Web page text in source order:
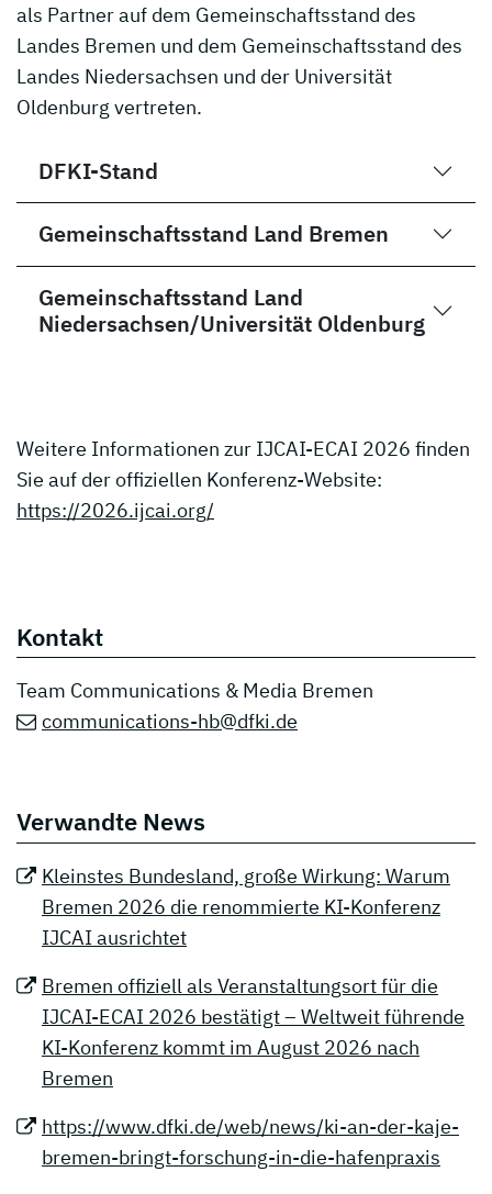
als Partner auf dem Gemeinschaftsstand des
Landes Bremen und dem Gemeinschaftsstand des
Landes Niedersachsen und der Universität
Oldenburg vertreten.
DFKI-Stand
Gemeinschaftsstand Land Bremen
Gemeinschaftsstand Land
Niedersachsen/Universität Oldenburg
Weitere Informationen zur IJCAI-ECAI 2026 finden
Sie auf der offiziellen Konferenz-Website:
https://2026.ijcai.org/
Kontakt
Team Communications & Media Bremen
communications-hb@dfki.de
Verwandte News
Kleinstes Bundesland, große Wirkung: Warum
Bremen 2026 die renommierte KI-Konferenz
IJCAI ausrichtet
Bremen offiziell als Veranstaltungsort für die
IJCAI-ECAI 2026 bestätigt – Weltweit führende
KI-Konferenz kommt im August 2026 nach
Bremen
https://www.dfki.de/web/news/ki-an-der-kaje-
bremen-bringt-forschung-in-die-hafenpraxis